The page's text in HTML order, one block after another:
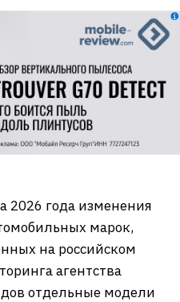
2026 года изменения
марок,
на российском
агентства
отдельные модели